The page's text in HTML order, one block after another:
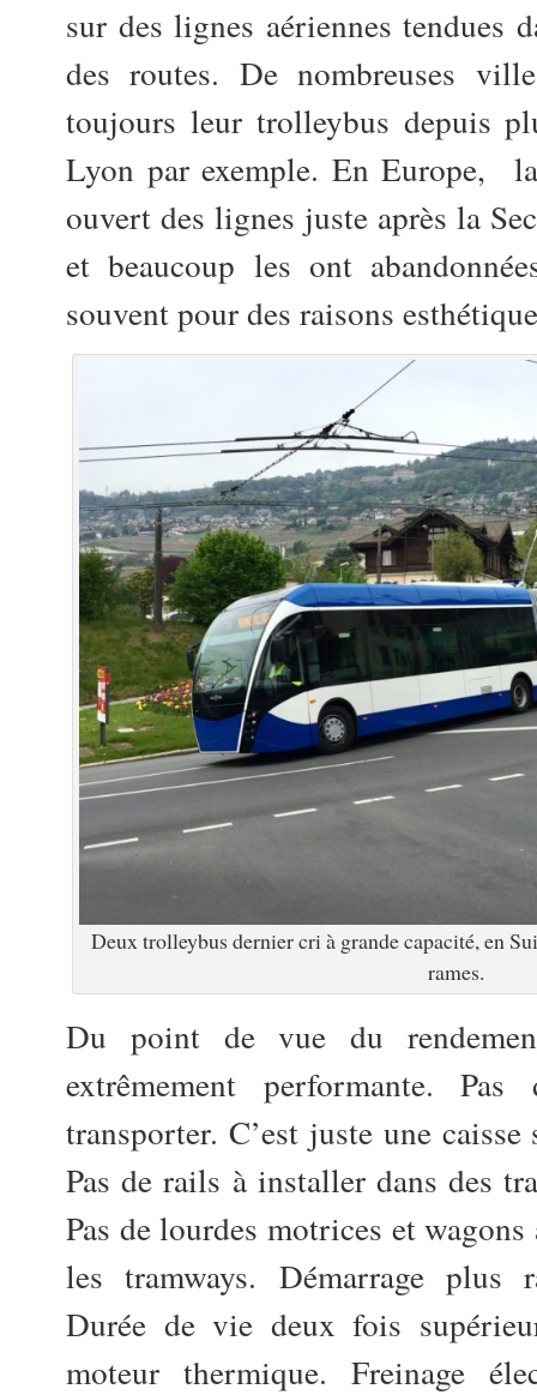
sur des lignes aériennes tendues
des routes. De nombreuses
toujours leur trolleybus depuis
Lyon par exemple. En Europe,
ouvert des lignes juste après la
et beaucoup les ont
souvent pour des raisons
Deux trolleybus dernier cri à grande capacité, en
rames.
Du point de vue du
extrêmement performante.
transporter. C’est juste une
Pas de rails à installer dans des
Pas de lourdes motrices et
les tramways. Démarrage plus
Durée de vie deux fois
moteur thermique. Freinage